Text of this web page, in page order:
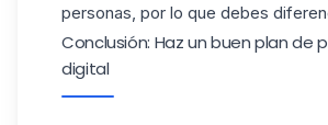
personas, por lo que debes
Conclusión: Haz un buen plan de
digital